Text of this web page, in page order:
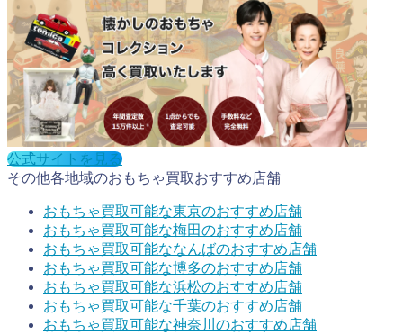
公式サイトを見る
その他各地域のおもちゃ買取おすすめ店舗
おもちゃ買取可能な東京のおすすめ店舗
おもちゃ買取可能な梅田のおすすめ店舗
おもちゃ買取可能ななんばのおすすめ店舗
おもちゃ買取可能な博多のおすすめ店舗
おもちゃ買取可能な浜松のおすすめ店舗
おもちゃ買取可能な千葉のおすすめ店舗
おもちゃ買取可能な神奈川のおすすめ店舗